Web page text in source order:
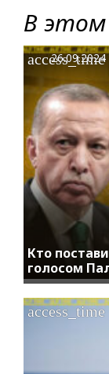
В этом
Кто
голосом
access_time
26.09.2024
access_time